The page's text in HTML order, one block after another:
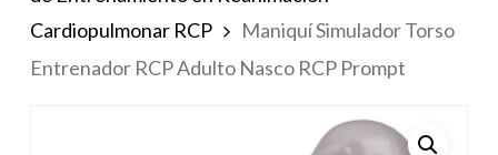
Cardiopulmonar RCP
Maniquí Simulador Torso
Entrenador RCP Adulto Nasco RCP Prompt